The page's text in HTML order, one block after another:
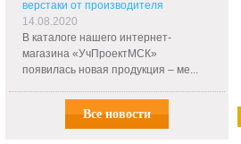
верстаки от производителя
14.08.2020
В каталоге нашего интернет-
магазина «УчПроектМСК»
появилась новая продукция – ме...
Все новости